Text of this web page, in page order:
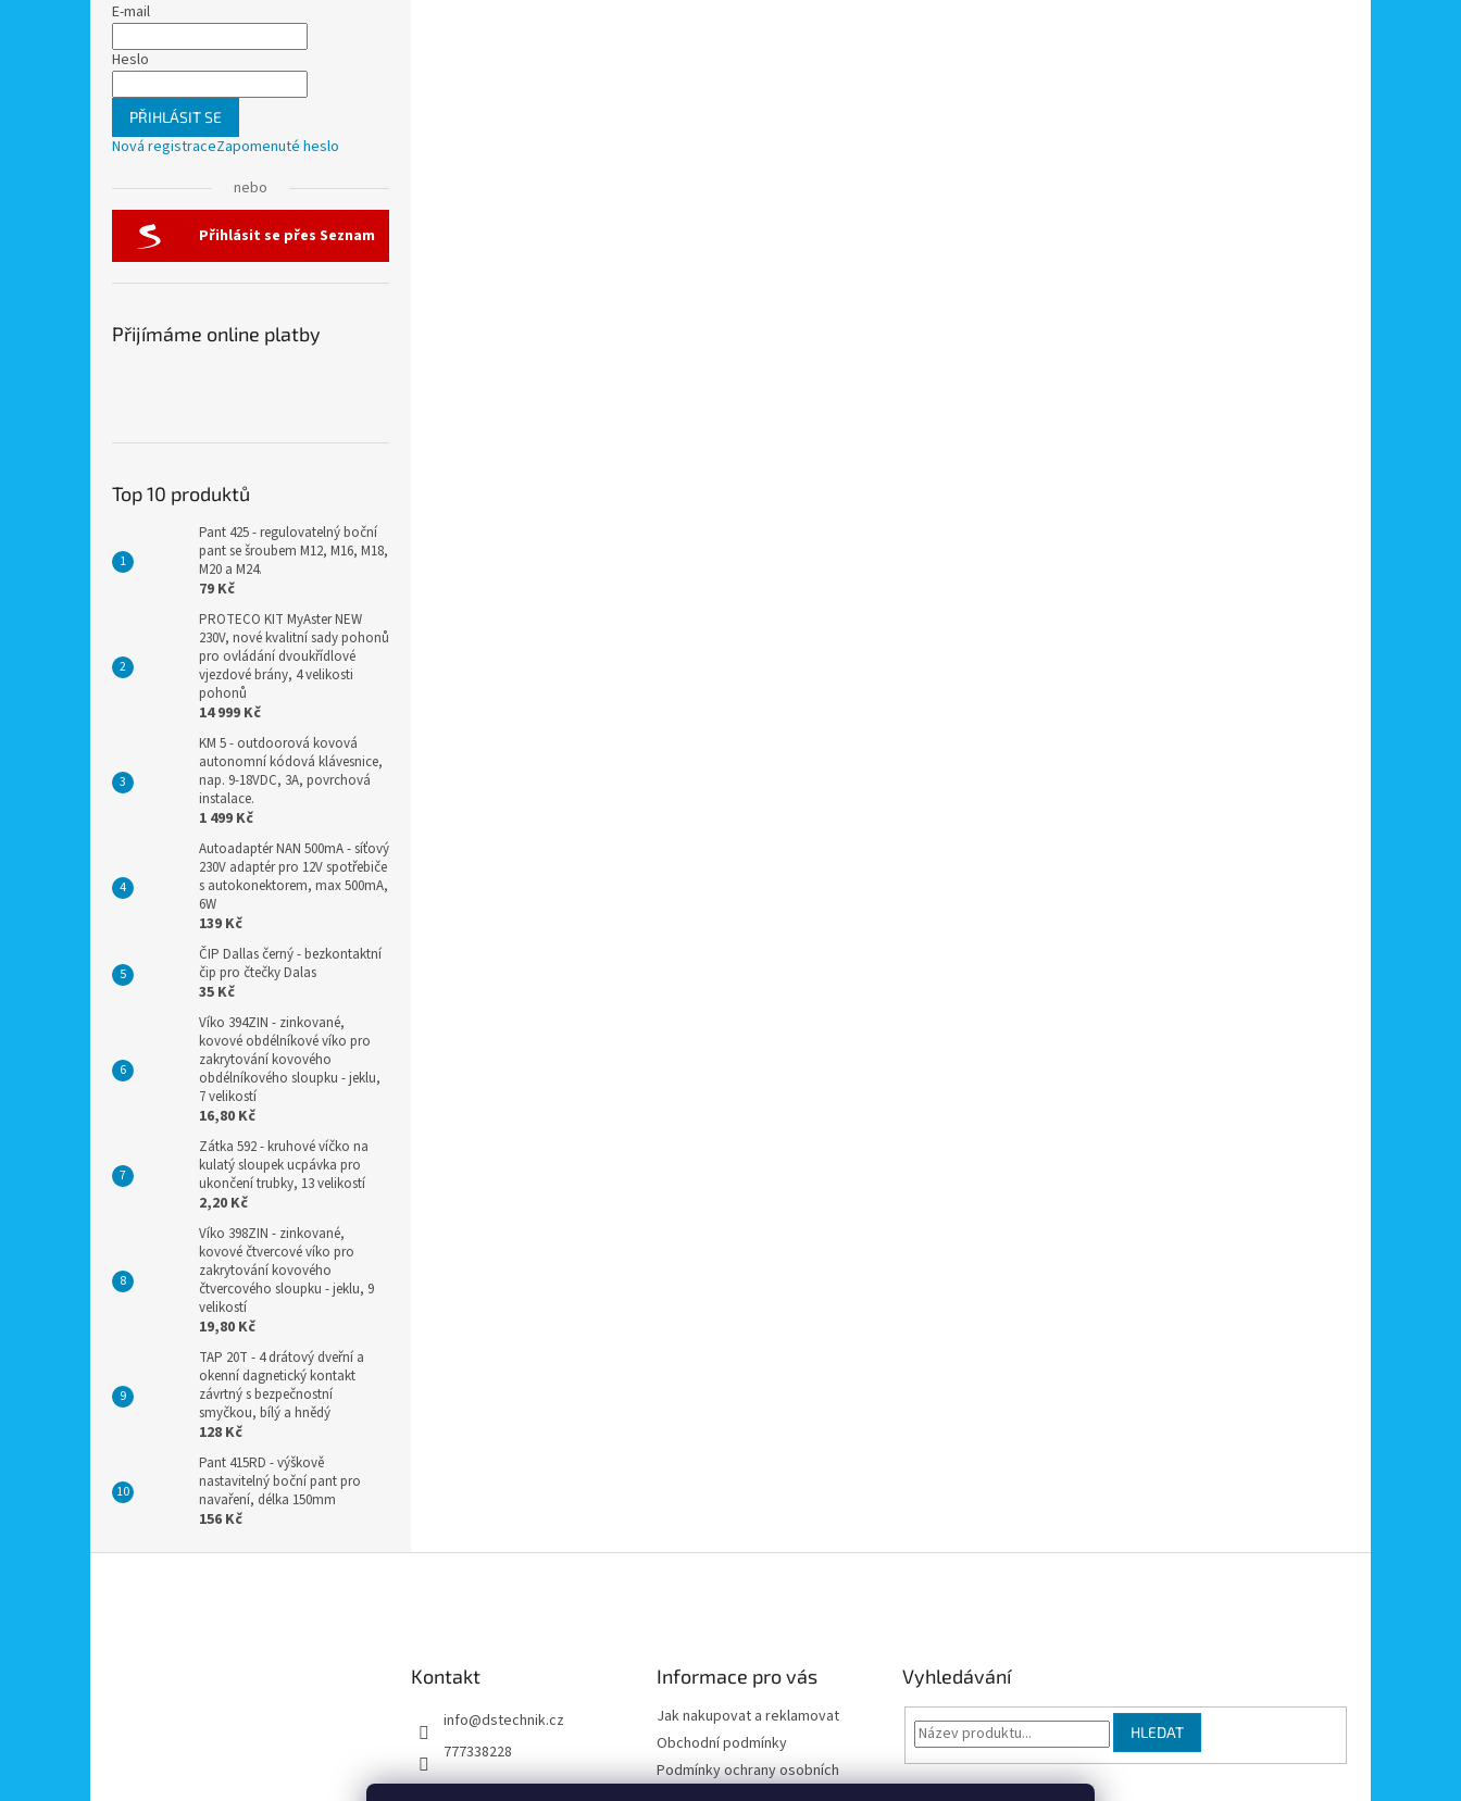
E-mail
Heslo
PŘIHLÁSIT SE
Nová registraceZapomenuté heslo
nebo
Přihlásit se přes Seznam
Přijímáme online platby
Top 10 produktů
Pant 425 - regulovatelný boční
pant se šroubem M12, M16, M18,
M20 a M24.
79 Kč
PROTECO KIT MyAster NEW
230V, nové kvalitní sady pohonů
pro ovládání dvoukřídlové
vjezdové brány, 4 velikosti
pohonů
14 999 Kč
KM 5 - outdoorová kovová
autonomní kódová klávesnice,
nap. 9-18VDC, 3A, povrchová
instalace.
1 499 Kč
Autoadaptér NAN 500mA - síťový
230V adaptér pro 12V spotřebiče
s autokonektorem, max 500mA,
6W
139 Kč
ČIP Dallas černý - bezkontaktní
čip pro čtečky Dalas
35 Kč
Víko 394ZIN - zinkované,
kovové obdélníkové víko pro
zakrytování kovového
obdélníkového sloupku - jeklu,
7 velikostí
16,80 Kč
Zátka 592 - kruhové víčko na
kulatý sloupek ucpávka pro
ukončení trubky, 13 velikostí
2,20 Kč
Víko 398ZIN - zinkované,
kovové čtvercové víko pro
zakrytování kovového
čtvercového sloupku - jeklu, 9
velikostí
19,80 Kč
TAP 20T - 4 drátový dveřní a
okenní dagnetický kontakt
závrtný s bezpečnostní
smyčkou, bílý a hnědý
128 Kč
Pant 415RD - výškově
nastavitelný boční pant pro
navaření, délka 150mm
156 Kč
Kontakt
info@dstechnik.cz
777338228
Informace pro vás
Jak nakupovat a reklamovat
Obchodní podmínky
Podmínky ochrany osobních
Vyhledávání
HLEDAT